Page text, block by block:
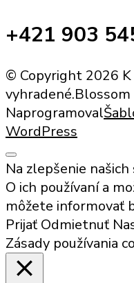
+421 903
© Copyright 2026 K
vyhradené.Blossom
Naprogramoval
WordPress
Na zlepšenie
O ich používaní a
môžete informovať
Prijať Odmietnuť
Zásady používania